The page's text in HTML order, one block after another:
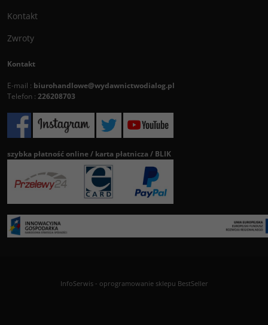
Kontakt
Zwroty
Kontakt
E-mail : biurohandlowe@wydawnictwodialog.pl
Telefon : 226208703
szybka płatność online / karta płatnicza / BLIK
InfoSerwis- oprogramowanie sklepu BestSeller